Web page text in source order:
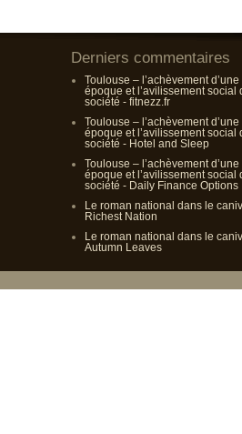
Derniers commentaires
Toulouse – l’achèvement d’une
époque et l’avilissement social
société - fitnezz.fr
Toulouse – l’achèvement d’une
époque et l’avilissement social
société - Hotel and Sleep
Toulouse – l’achèvement d’une
époque et l’avilissement social
société - Daily Finance Options
Le roman national dans le
Richest Nation
Le roman national dans le
Autumn Leaves